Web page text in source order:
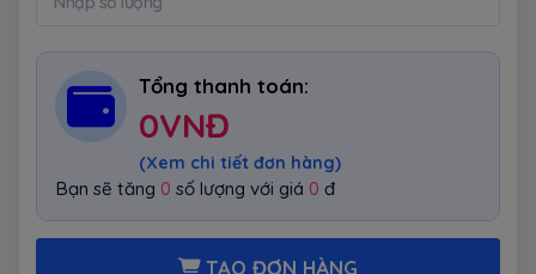
Tổng thanh toán:
0VNĐ
(Xem chi tiết đơn hàng)
Bạn sẽ tăng 0 số lượng với giá 0 đ
TẠO ĐƠN HÀNG